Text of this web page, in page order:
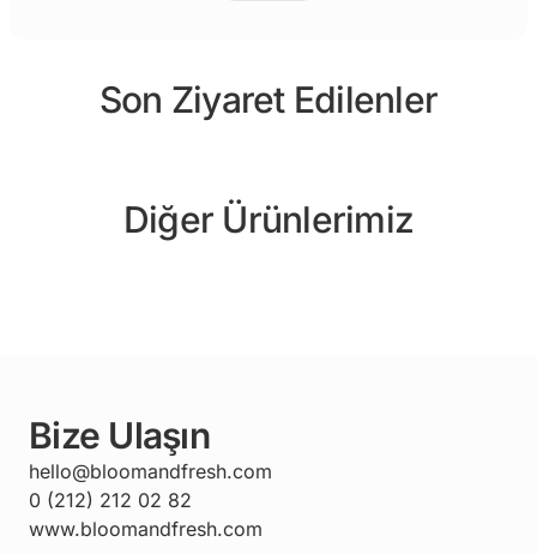
Son Ziyaret Edilenler
Diğer Ürünlerimiz
Bize Ulaşın
hello@bloomandfresh.com
0 (212) 212 02 82
www.bloomandfresh.com